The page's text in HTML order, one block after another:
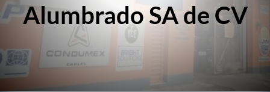
Alumbrado SA de CV